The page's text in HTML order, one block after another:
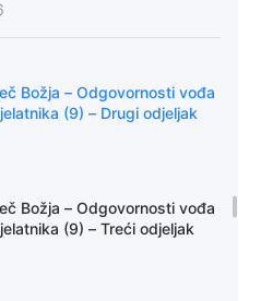
Božja – Odgovornosti vođa
(9) – Drugi odjeljak
Božja – Odgovornosti vođa
(9) – Treći odjeljak